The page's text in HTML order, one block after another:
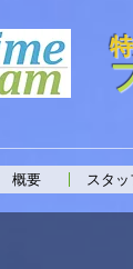
概要 スタッ